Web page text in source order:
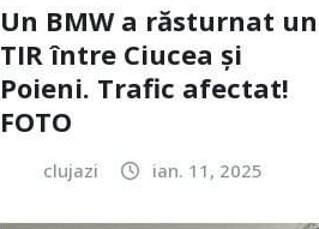
Un BMW a răsturnat un
TIR între Ciucea și
Poieni. Trafic afectat!
FOTO
clujazi ian. 11, 2025